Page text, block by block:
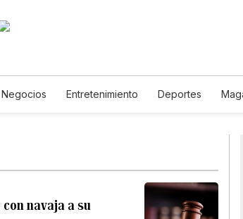
Negocios Entretenimiento Deportes
navaja a su